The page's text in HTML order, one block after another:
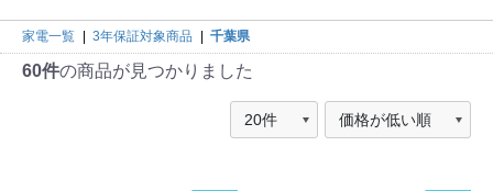
家電一覧 | 3年保証対象商品 | 千葉県
60件の商品が見つかりました